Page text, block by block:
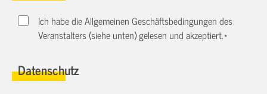
Ich habe die Allgemeinen Geschäftsbedingungen des
Veranstalters (siehe unten) gelesen und akzeptiert.*
Datenschutz